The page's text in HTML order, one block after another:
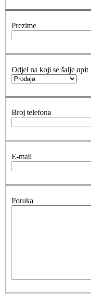
Prezime
Odjel na koji se šalje upit
Broj telefona
E-mail
Poruka